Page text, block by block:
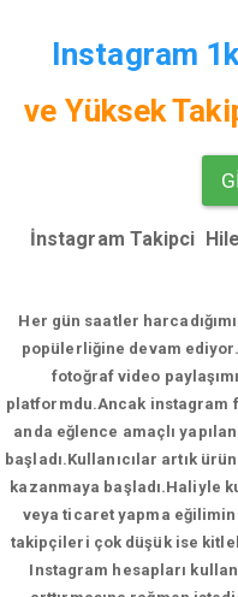
Instagram
ve Yüksek
İnstagram Takipci
Her gün saatler
popülerliğine devam ediyor.
fotoğraf video
platformdu.Ancak instagram
anda eğlence amaçlı
başladı.Kullanıcılar artık
kazanmaya başladı.Haliyle
veya ticaret yapma
takipçileri çok düşük ise
Instagram hesapları